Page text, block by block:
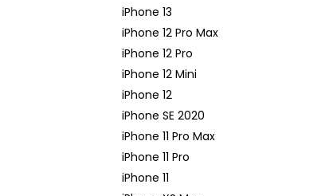
iPhone 13
iPhone 12 Pro Max
iPhone 12 Pro
iPhone 12 Mini
iPhone 12
iPhone SE 2020
iPhone 11 Pro Max
iPhone 11 Pro
iPhone 11